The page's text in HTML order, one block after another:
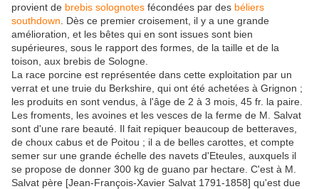
provient de brebis solognotes fécondées par des béliers
southdown . Dès ce premier croisement, il y a une grande
amélioration, et les bêtes qui en sont issues sont bien
supérieures, sous le rapport des formes, de la taille et de la
toison, aux brebis de Sologne.
La race porcine est représentée dans cette exploitation par un
verrat et une truie du Berkshire, qui ont été achetées à Grignon ;
les produits en sont vendus, à l'âge de 2 à 3 mois, 45 fr. la paire.
Les froments, les avoines et les vesces de la ferme de M. Salvat
sont d'une rare beauté. Il fait repiquer beaucoup de betteraves,
de choux cabus et de Poitou ; il a de belles carottes, et compte
semer sur une grande échelle des navets d'Eteules, auxquels il
se propose de donner 300 kg de guano par hectare. C'est à M.
Salvat père [Jean-François-Xavier Salvat 1791-1858] qu'est due